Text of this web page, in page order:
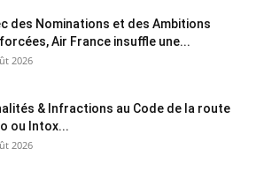
des Nominations et des Ambitions
Air France insuffle une...
2026
& Infractions au Code de la route
ou Intox...
2026